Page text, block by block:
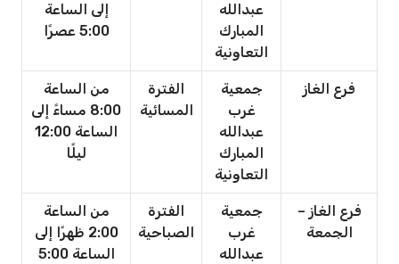
عبدالله
المبارك
التعاونية
إلى الساعة
5:00 عصرًا
فرع الغاز
جمعية
غرب
عبدالله
المبارك
التعاونية
الفترة
المسائية
من الساعة
8:00 مساءً إلى
الساعة 12:00
ليلًا
فرع الغاز –
الجمعة
جمعية
غرب
عبدالله
الفترة
الصباحية
من الساعة
2:00 ظهرًا إلى
الساعة 5:00